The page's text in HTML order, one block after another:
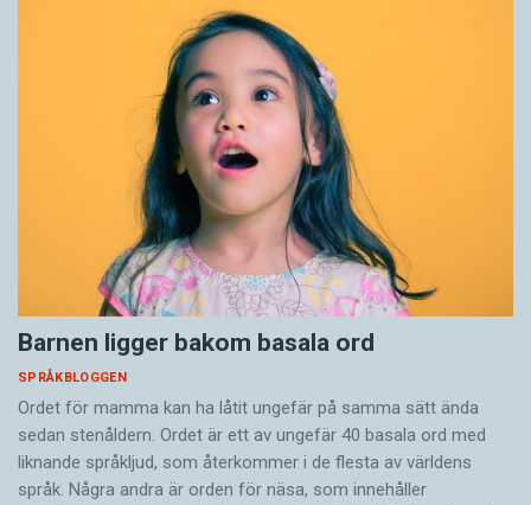
Barnen ligger bakom basala ord
SPRÅKBLOGGEN
Ordet för mamma kan ha låtit ungefär på samma sätt ända
sedan stenåldern. Ordet är ett av ungefär 40 basala ord med
liknande språkljud, som återkommer i de flesta av världens
språk. Några andra är orden för näsa, som innehåller